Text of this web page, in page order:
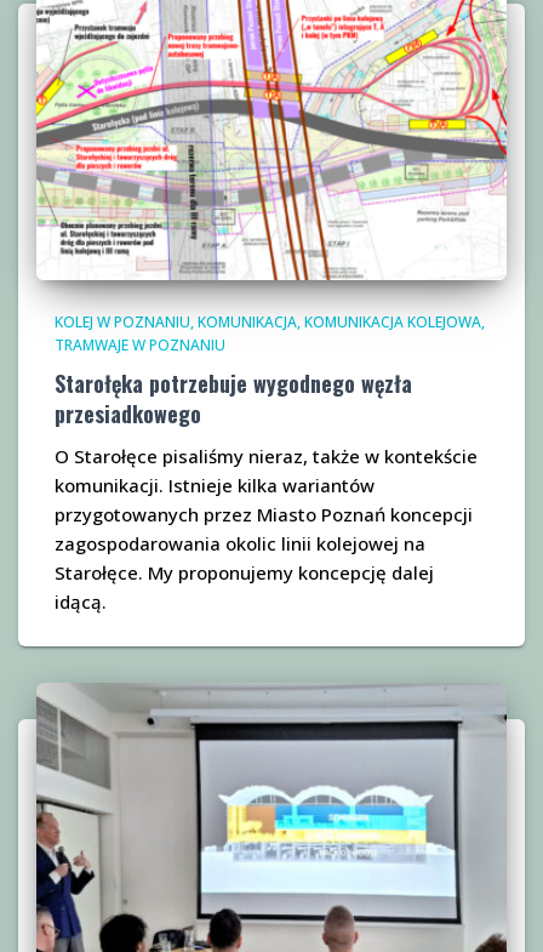
KOLEJ W POZNANIU KOMUNIKACJA KOMUNIKACJA KOLEJOWA
TRAMWAJE W POZNANIU
Starołęka potrzebuje wygodnego węzła
przesiadkowego
O Starołęce pisaliśmy nieraz, także w kontekście
komunikacji. Istnieje kilka wariantów
przygotowanych przez Miasto Poznań koncepcji
zagospodarowania okolic linii kolejowej na
Starołęce. My proponujemy koncepcję dalej
idącą.